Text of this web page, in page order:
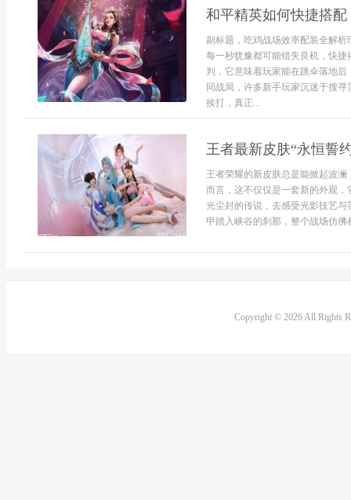
和平精英如何快捷搭
副标题，吃鸡战场效率配装全解
每一秒犹豫都可能错失良机，快
判，它意味着玩家能在跳伞落地
同战局，许多新手玩家沉迷于搜
挨打，真正...
王者最新皮肤“永恒誓
王者荣耀的新皮肤总是能掀起波
而言，这不仅仅是一套新的外观
光尘封的传说，去感受光影技艺
甲踏入峡谷的刹那，整个战场仿佛
Copyright © 2026 All Rights